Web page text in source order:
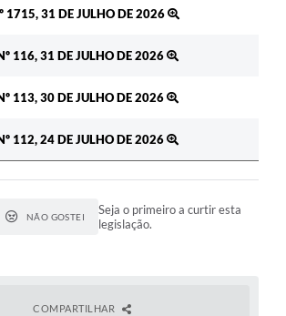
1715, 31 DE JULHO DE 2026
116, 31 DE JULHO DE 2026
113, 30 DE JULHO DE 2026
112, 24 DE JULHO DE 2026
NÃO GOSTEI
Seja o primeiro a curtir esta
legislação.
COMPARTILHAR